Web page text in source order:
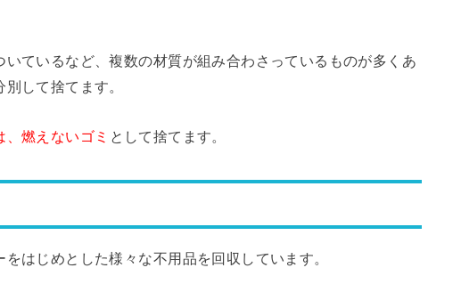
ているなど、複数の材質が組み合わさっているものが多くあ
して捨てます。
燃えないゴミ として捨てます。
はじめとした様々な不用品を回収しています。